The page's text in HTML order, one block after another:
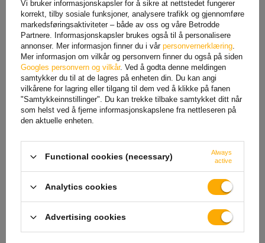
15,93 NOKnetto 13,89 NOKnetto
Dromet-kontakt for M10-
44,46 NOKnetto
WINTERHOFF ZBF 20-PO
firkantklemme type C M10
50/50
netto
Vi bruker informasjonskapsler for å sikre at nettstedet fungerer
korrekt, tilby sosiale funksjoner, analysere trafikk og gjennomføre
markedsføringsaktiviteter – både av oss og våre Betrodde
Partnere. Informasjonskapsler brukes også til å personalisere
annonser. Mer informasjon finner du i vår personvernerklæring
Mer informasjon om vilkår og personvern finner du også på siden
Googles personvern og vilkår. Ved å godta denne meldingen
samtykker du til at de lagres på enheten din. Du kan angi
vilkårene for lagring eller tilgang til dem ved å klikke på fanen
"Samtykkeinnstillinger". Du kan trekke tilbake samtykket ditt når
som helst ved å fjerne informasjonskapslene fra nettleseren på
den aktuelle enheten.
Functional cookies (necessary)
Always
active
Analytics cookies
Advertising cookies